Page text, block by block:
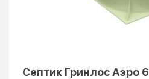
Септик Гринлос Аэро 6